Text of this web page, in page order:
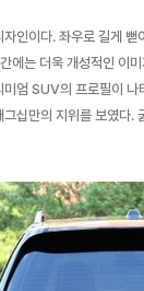
인이다. 좌우로 길게
에는 더욱 개성적인 이
엄 SUV의 프로필이
십만의 지위를 보였다.